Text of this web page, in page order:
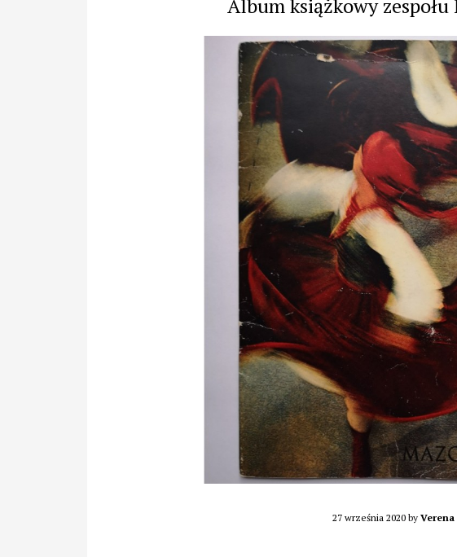
Album książkowy zespołu
27 września 2020 byVerena